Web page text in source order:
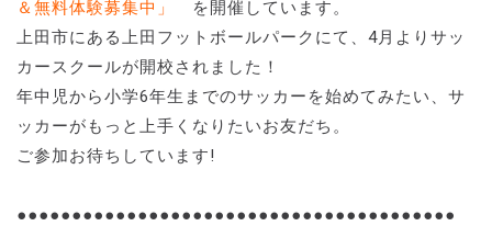
＆無料体験募集中」
を開催しています。
上田市にある上田フットボールパークにて、4月よりサッ
カースクールが開校されました！
年中児から小学6年生までのサッカーを始めてみたい、サ
ッカーがもっと上手くなりたいお友だち。
ご参加お待ちしています!
●●●●●●●●●●●●●●●●●●●●●●●●●●●●●●●●●●●●●●●●